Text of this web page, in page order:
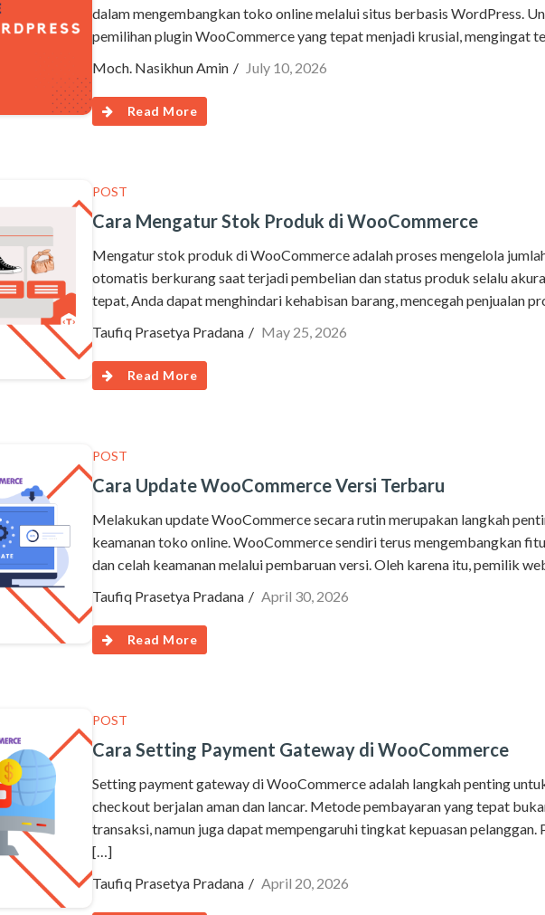
dalam mengembangkan toko online melalui situs berbasis WordPress.
pemilihan plugin WooCommerce yang tepat menjadi krusial, mengingat
Moch. Nasikhun Amin
July 10, 2026
Read More
POST
Cara Mengatur Stok Produk di WooCommerce
Mengatur stok produk di WooCommerce adalah proses mengelola
otomatis berkurang saat terjadi pembelian dan status produk selalu
tepat, Anda dapat menghindari kehabisan barang, mencegah penjualan
Taufiq Prasetya Pradana
May 25, 2026
Read More
POST
Cara Update WooCommerce Versi Terbaru
Melakukan update WooCommerce secara rutin merupakan langkah
keamanan toko online. WooCommerce sendiri terus mengembangkan
dan celah keamanan melalui pembaruan versi. Oleh karena itu, pemilik
Taufiq Prasetya Pradana
April 30, 2026
Read More
POST
Cara Setting Payment Gateway di WooCommerce
Setting payment gateway di WooCommerce adalah langkah penting
checkout berjalan aman dan lancar. Metode pembayaran yang tepat
transaksi, namun juga dapat mempengaruhi tingkat kepuasan pelanggan.
[…]
Taufiq Prasetya Pradana
April 20, 2026